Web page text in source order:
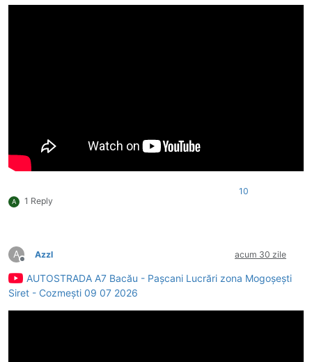
A 1 Reply
10
A
Deconectat
Azzl acum 30 zile
AUTOSTRADA A7 Bacău - Pașcani Lucrări zona Mogoșești
Siret - Cozmești 09 07 2026